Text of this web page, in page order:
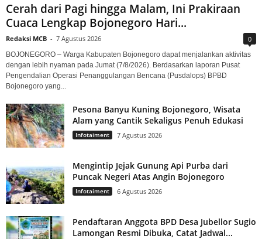
Cerah dari Pagi hingga Malam, Ini Prakiraan
Cuaca Lengkap Bojonegoro Hari...
Redaksi MCB - 7 Agustus 2026 0
BOJONEGORO – Warga Kabupaten Bojonegoro dapat menjalankan aktivitas
dengan lebih nyaman pada Jumat (7/8/2026). Berdasarkan laporan Pusat
Pengendalian Operasi Penanggulangan Bencana (Pusdalops) BPBD
Bojonegoro yang...
Pesona Banyu Kuning Bojonegoro, Wisata
Alam yang Cantik Sekaligus Penuh Edukasi
Infotaiment 7 Agustus 2026
Mengintip Jejak Gunung Api Purba dari
Puncak Negeri Atas Angin Bojonegoro
Infotaiment 6 Agustus 2026
Pendaftaran Anggota BPD Desa Jubellor Sugio
Lamongan Resmi Dibuka, Catat Jadwal...